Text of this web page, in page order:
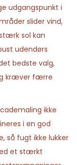
udgangspunkt i
slider vind,
sol kan
udendørs
bedste valg,
kræver færre
ikke
i en god
så fugt ikke lukker
et stærkt